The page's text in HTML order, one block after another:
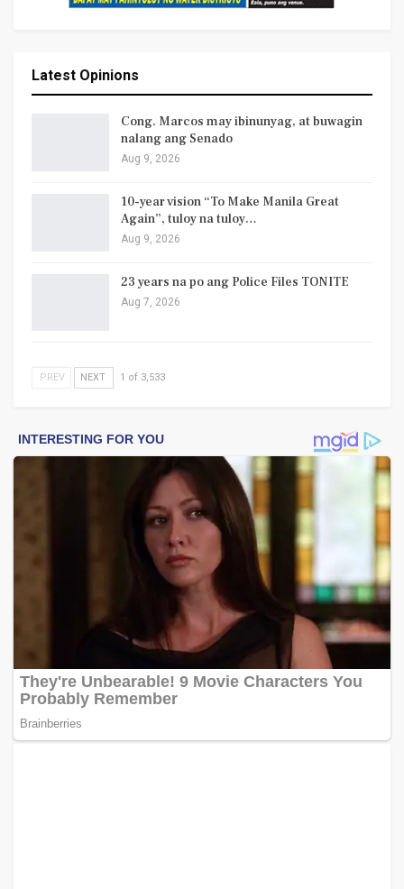
Latest Opinions
Cong. Marcos may ibinunyag, at buwagin
nalang ang Senado
Aug 9, 2026
10-year vision “To Make Manila Great
Again”, tuloy na tuloy…
Aug 9, 2026
23 years na po ang Police Files TONITE
Aug 7, 2026
PREV NEXT 1 of 3,533